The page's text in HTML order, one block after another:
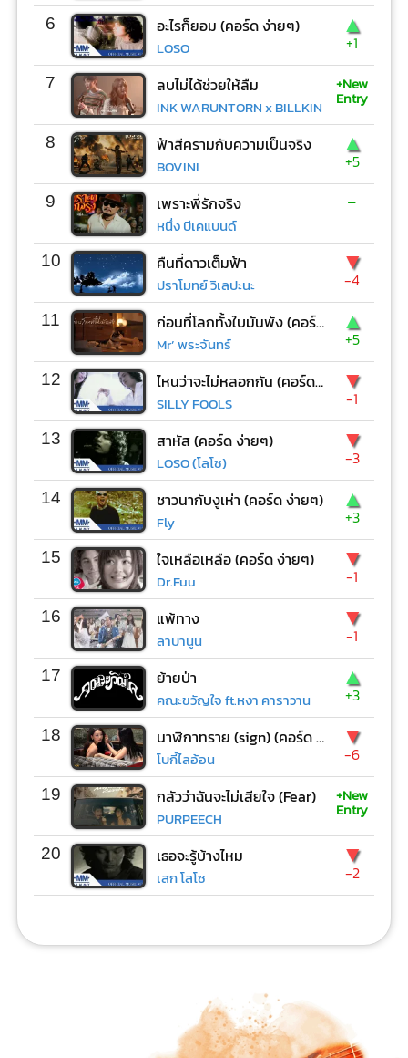
6 อะไรก็ยอม (คอร์ด ง่ายๆ)
LOSO
▲
+1
7 ลบไม่ได้ช่วยให้ลืม
INK WARUNTORN x BILLKIN
+New
Entry
8 ฟ้าสีครามกับความเป็นจริง
BOVINI
▲
+5
9 เพราะพี่รักจริง
หนึ่ง บีเคแบนด์
-
10 คืนที่ดาวเต็มฟ้า
ปราโมทย์ วิเลปะนะ
▼
-4
11 ก่อนที่โลกทั้งใบมันพัง (คอร์ด ง่ายๆ)
Mr’ พระจันทร์
▲
+5
12 ไหนว่าจะไม่หลอกกัน (คอร์ด ง่ายๆ)
SILLY FOOLS
▼
-1
13 สาหัส (คอร์ด ง่ายๆ)
LOSO (โลโซ)
▼
-3
14 ชาวนากับงูเห่า (คอร์ด ง่ายๆ)
Fly
▲
+3
15 ใจเหลือเหลือ (คอร์ด ง่ายๆ)
Dr.Fuu
▼
-1
16 แพ้ทาง
ลาบานูน
▼
-1
17 ย้ายป่า
คณะขวัญใจ ft.หงา คาราวาน
▲
+3
18 นาฬิกาทราย (sign) (คอร์ด ง่ายๆ)
โบกี้ไลอ้อน
▼
-6
19 กลัวว่าฉันจะไม่เสียใจ (Fear)
PURPEECH
+New
Entry
20 เธอจะรู้บ้างไหม
เสก โลโซ
▼
-2